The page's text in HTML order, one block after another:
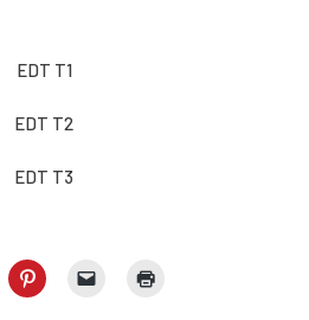
EDT T1
EDT T2
EDT T3